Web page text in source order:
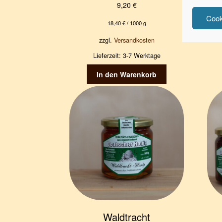
9,20 €
18,40€/ 1000 g
zzgl. Versandkosten
Lieferzeit: 3-7 Werktage
In den Warenkorb
Waldtracht